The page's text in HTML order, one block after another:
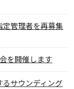
管理者を再募集
を開催します
サウンディング